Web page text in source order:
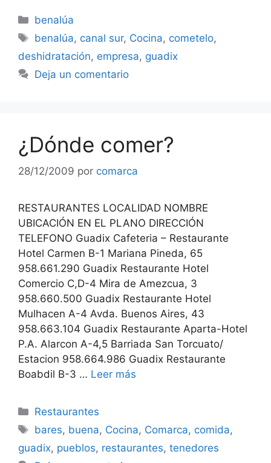
Categorías
benalúa
Etiquetas
benalúa, canal sur, Cocina, cometelo,
deshidratación, empresa, guadix
Deja un comentario
¿Dónde comer?
28/12/2009 por comarca
RESTAURANTES LOCALIDAD NOMBRE
UBICACIÓN EN EL PLANO DIRECCIÓN
TELEFONO Guadix Cafeteria – Restaurante
Hotel Carmen B-1 Mariana Pineda, 65
958.661.290 Guadix Restaurante Hotel
Comercio C,D-4 Mira de Amezcua, 3
958.660.500 Guadix Restaurante Hotel
Mulhacen A-4 Avda. Buenos Aires, 43
958.663.104 Guadix Restaurante Aparta-Hotel
P.A. Alarcon A-4,5 Barriada San Torcuato/
Estacion 958.664.986 Guadix Restaurante
Boabdil B-3 … Leer más
Categorías
Restaurantes
Etiquetas
bares, buena, Cocina, Comarca, comida,
guadix, pueblos, restaurantes, tenedores